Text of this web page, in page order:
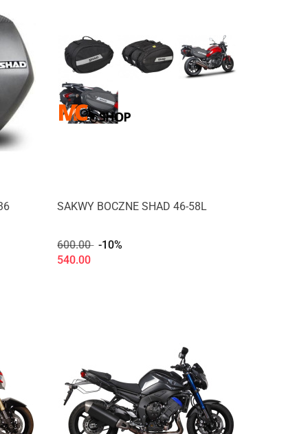
SAKWY BOCZNE SHAD 46-58L
600.00 -10%
540.00